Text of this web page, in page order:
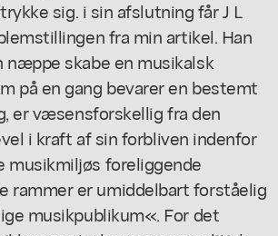
sig. i sin afslutning får J L
fra min artikel. Han
næppe skabe en musikalsk
på en gang bevarer en bestemt
er væsensforskellig fra den
i kraft af sin forbliven indenfor
foreliggende
rammer er umiddelbart forståelig
musikpublikum«. For det